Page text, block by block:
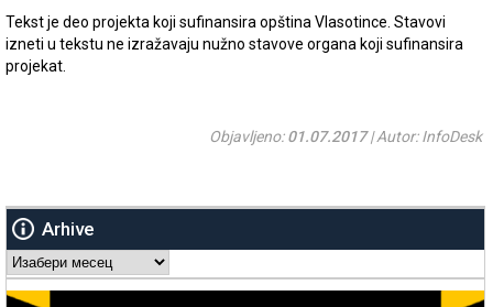
Tekst je deo projekta koji sufinansira opština Vlasotince. Stavovi
izneti u tekstu ne izražavaju nužno stavove organa koji sufinansira
projekat.
Objavljeno:01.07.2017| Autor: InfoDesk
Arhive
Arhive